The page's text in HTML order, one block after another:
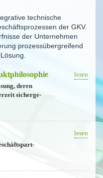
technische
der GKV.
der Unternehmen
prozess­über­greifend
lesen
deren
sicher­ge­
lesen